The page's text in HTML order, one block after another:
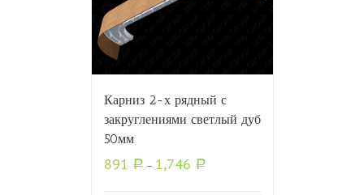
Карниз 2-х рядный с
закруглениями светлый дуб
50мм
891 Р – 1,746 Р